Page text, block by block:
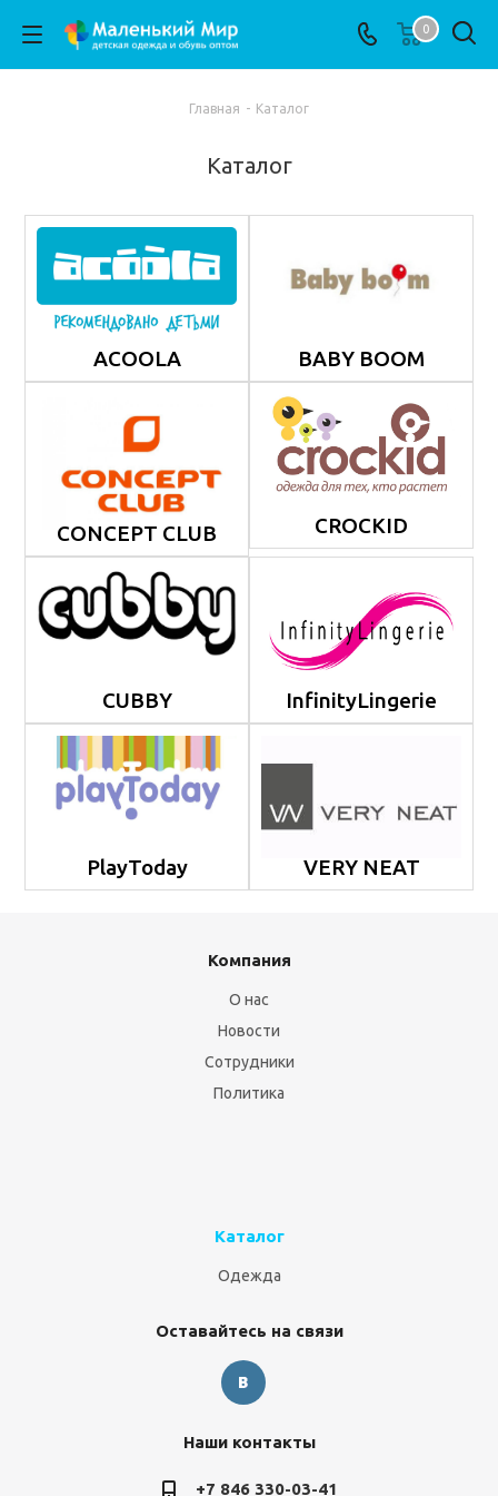
0
Главная - Каталог
Каталог
ACOOLA BABY BOOM
CONCEPT CLUB CROCKID
CUBBY InfinityLingerie
PlayToday VERY NEAT
Компания
О нас
Новости
Сотрудники
Политика
Каталог
Одежда
Оставайтесь на связи
Наши контакты
+7 846 330-03-41